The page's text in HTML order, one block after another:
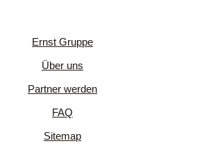
Ernst Gruppe
Über uns
Partner werden
FAQ
Sitemap